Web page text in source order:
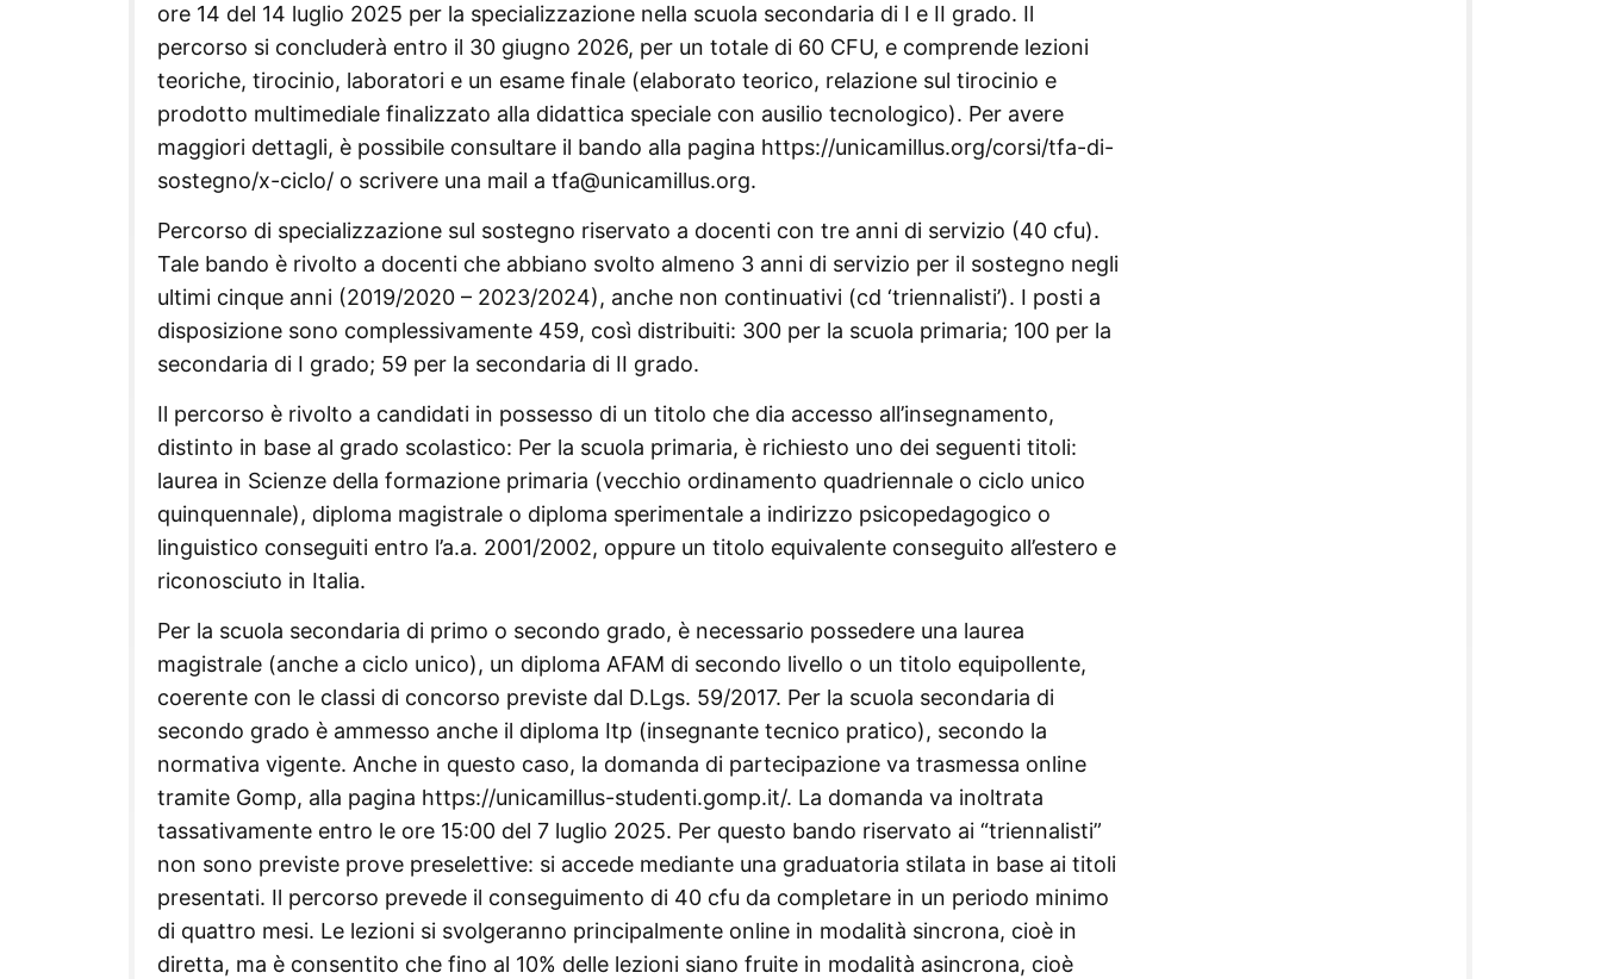
ore 14 del 14 luglio 2025 per la specializzazione nella scuola secondaria di I e II grado. Il
percorso si concluderà entro il 30 giugno 2026, per un totale di 60 CFU, e comprende lezioni
teoriche, tirocinio, laboratori e un esame finale (elaborato teorico, relazione sul tirocinio e
prodotto multimediale finalizzato alla didattica speciale con ausilio tecnologico). Per avere
maggiori dettagli, è possibile consultare il bando alla pagina https://unicamillus.org/corsi/tfa-di-
sostegno/x-ciclo/ o scrivere una mail a tfa@unicamillus.org.
Percorso di specializzazione sul sostegno riservato a docenti con tre anni di servizio (40 cfu).
Tale bando è rivolto a docenti che abbiano svolto almeno 3 anni di servizio per il sostegno negli
ultimi cinque anni (2019/2020 – 2023/2024), anche non continuativi (cd ‘triennalisti’). I posti a
disposizione sono complessivamente 459, così distribuiti: 300 per la scuola primaria; 100 per la
secondaria di I grado; 59 per la secondaria di II grado.
Il percorso è rivolto a candidati in possesso di un titolo che dia accesso all’insegnamento,
distinto in base al grado scolastico: Per la scuola primaria, è richiesto uno dei seguenti titoli:
laurea in Scienze della formazione primaria (vecchio ordinamento quadriennale o ciclo unico
quinquennale), diploma magistrale o diploma sperimentale a indirizzo psicopedagogico o
linguistico conseguiti entro l’a.a. 2001/2002, oppure un titolo equivalente conseguito all’estero e
riconosciuto in Italia.
Per la scuola secondaria di primo o secondo grado, è necessario possedere una laurea
magistrale (anche a ciclo unico), un diploma AFAM di secondo livello o un titolo equipollente,
coerente con le classi di concorso previste dal D.Lgs. 59/2017. Per la scuola secondaria di
secondo grado è ammesso anche il diploma Itp (insegnante tecnico pratico), secondo la
normativa vigente. Anche in questo caso, la domanda di partecipazione va trasmessa online
tramite Gomp, alla pagina https://unicamillus-studenti.gomp.it/. La domanda va inoltrata
tassativamente entro le ore 15:00 del 7 luglio 2025. Per questo bando riservato ai “triennalisti”
non sono previste prove preselettive: si accede mediante una graduatoria stilata in base ai titoli
presentati. Il percorso prevede il conseguimento di 40 cfu da completare in un periodo minimo
di quattro mesi. Le lezioni si svolgeranno principalmente online in modalità sincrona, cioè in
diretta, ma è consentito che fino al 10% delle lezioni siano fruite in modalità asincrona, cioè